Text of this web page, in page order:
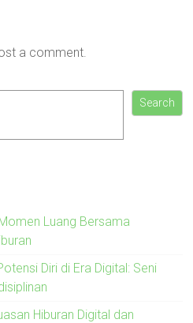
a comment.
Search
Luang Bersama
Diri di Era Digital: Seni
Hiburan Digital dan